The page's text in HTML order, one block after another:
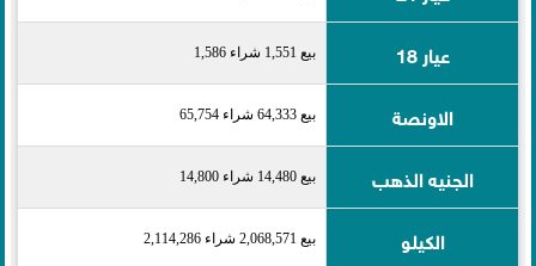
عيار 18 بيع 1,551 شراء 1,586
الاونصة بيع 64,333 شراء 65,754
الجنيه الذهب بيع 14,480 شراء 14,800
الكيلو بيع 2,068,571 شراء 2,114,286